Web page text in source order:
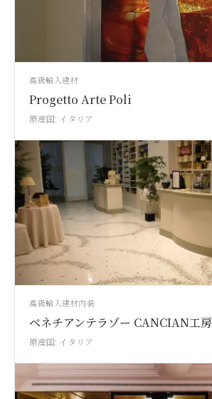
高級輸入建材
Progetto Arte Poli
原産国: イタリア
高級輸入建材内装
ベネチアンテラゾー CANCIAN工房
原産国: イタリア